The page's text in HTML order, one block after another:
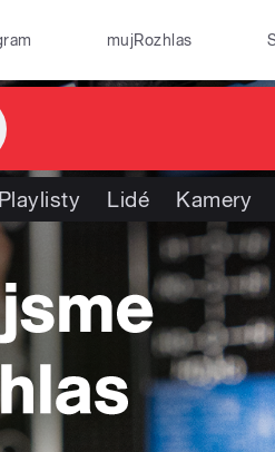
mujRozhlas
Playlisty Lidé Kamery